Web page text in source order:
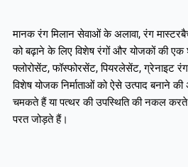
मानक रंग मिलान सेवाओं के अलावा, रंग मास्टरबैच
को बढ़ाने के लिए विशेष रंगों और योजकों की
फ्लोरोसेंट, फॉस्फोरसेंट, पियरलेसेंट, ग्रेनाइट
विशेष योजक निर्माताओं को ऐसे उत्पाद बनाने
चमकते हैं या पत्थर की उपस्थिति की नकल करते
परत जोड़ते हैं।